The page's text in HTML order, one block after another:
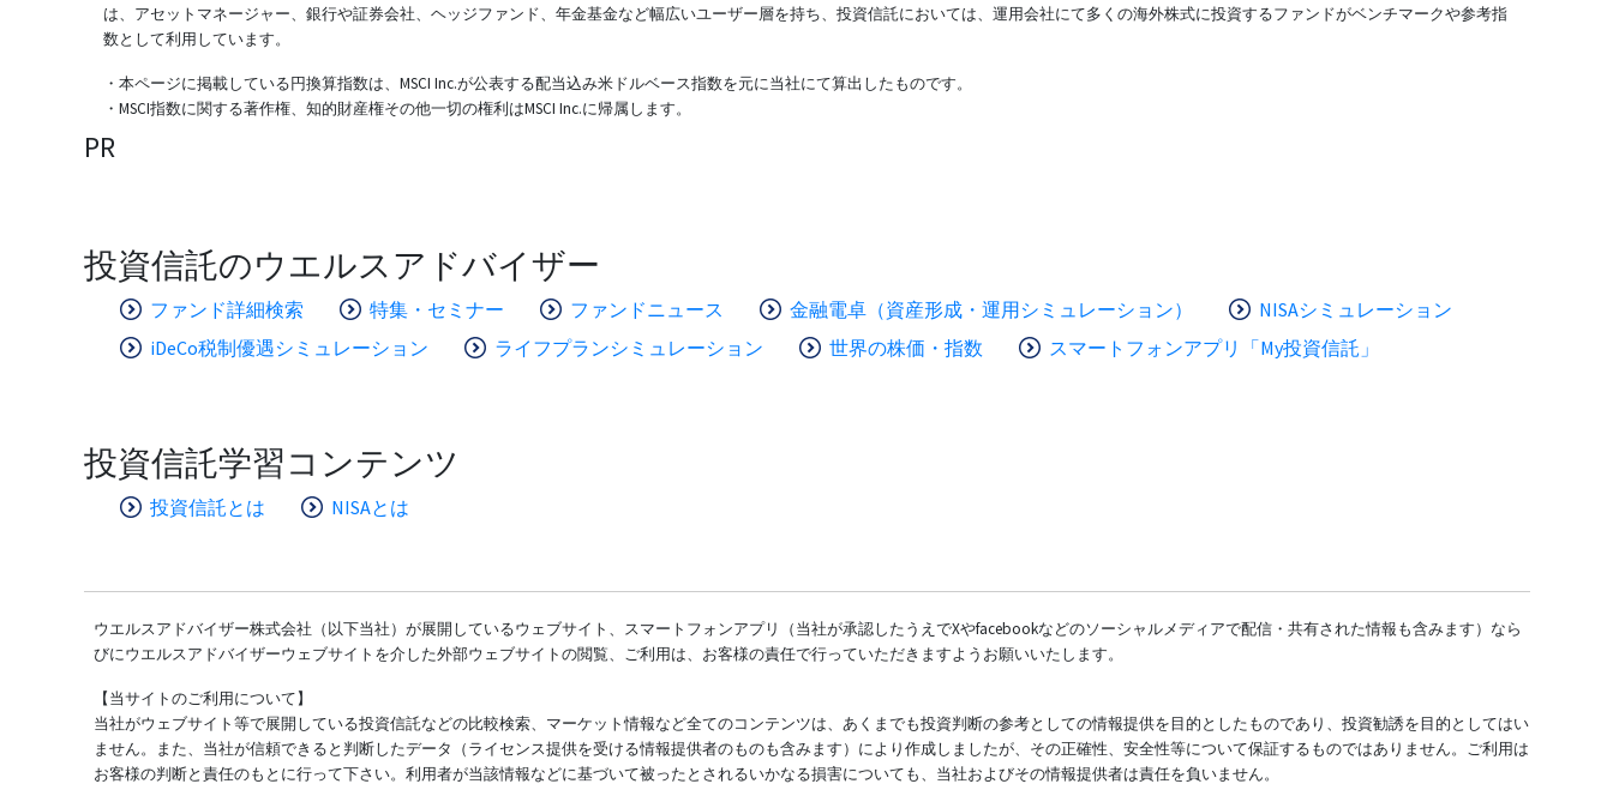
は、アセットマネージャー、銀行や証券会社、ヘッジファンド、年金基金など幅広いユーザー層を持ち、投資信託においては、運用会社にて多くの海外株式に投資するファンドがベンチマークや参考指
数として利用しています。
・本ページに掲載している円換算指数は、MSCI Inc.が公表する配当込み米ドルベース指数を元に当社にて算出したものです。
・MSCI指数に関する著作権、知的財産権その他一切の権利はMSCI Inc.に帰属します。
PR
投資信託のウエルスアドバイザー
ファンド詳細検索 特集・セミナー ファンドニュース 金融電卓（資産形成・運用シミュレーション）
NISAシミュレーション
iDeCo税制優遇シミュレーション
ライフプランシミュレーション 世界の株価・指数 スマートフォンアプリ「My投資信託」
投資信託学習コンテンツ
投資信託とは NISAとは
ウエルスアドバイザー株式会社（以下当社）が展開しているウェブサイト、スマートフォンアプリ（当社が承認したうえでXやfacebookなどのソーシャルメディアで配信・共有された情報も含みます）なら
びにウエルスアドバイザーウェブサイトを介した外部ウェブサイトの閲覧、ご利用は、お客様の責任で行っていただきますようお願いいたします。
【当サイトのご利用について】
当社がウェブサイト等で展開している投資信託などの比較検索、マーケット情報など全てのコンテンツは、あくまでも投資判断の参考としての情報提供を目的としたものであり、投資勧誘を目的としてはい
ません。また、当社が信頼できると判断したデータ（ライセンス提供を受ける情報提供者のものも含みます）により作成しましたが、その正確性、安全性等について保証するものではありません。ご利用は
お客様の判断と責任のもとに行って下さい。利用者が当該情報などに基づいて被ったとされるいかなる損害についても、当社およびその情報提供者は責任を負いません。